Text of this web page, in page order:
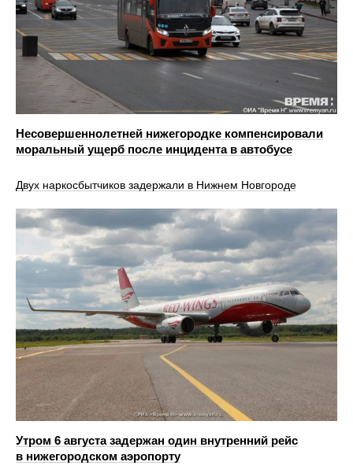
Несовершеннолетней нижегородке компенсировали
моральный ущерб после инцидента в автобусе
Двух наркосбытчиков задержали в Нижнем Новгороде
Утром 6 августа задержан один внутренний рейс
в нижегородском аэропорту